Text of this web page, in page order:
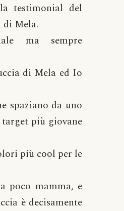
testimonial del
Mela.
ma sempre
di Mela ed Io
spaziano da uno
più giovane
più cool per le
poco mamma, e
è decisamente